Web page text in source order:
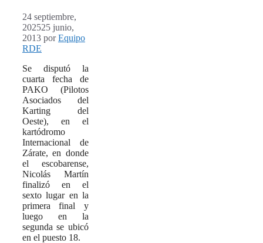
24 septiembre,
202525 junio,
2013 porEquipo
RDE
Se disputó la
cuarta fecha de
PAKO (Pilotos
Asociados del
Karting del
Oeste), en el
kartódromo
Internacional de
Zárate, en donde
el escobarense,
Nicolás Martín
finalizó en el
sexto lugar en la
primera final y
luego en la
segunda se ubicó
en el puesto 18.